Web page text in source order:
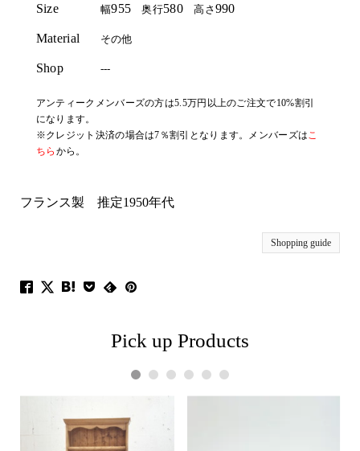
Size 幅955 奥行580高さ990
Material その他
Shop ---
アンティークメンバーズの方は5.5万円以上のご注文で10%割引
になります。
※クレジット決済の場合は7％割引となります。メンバーズはこ
ちら から。
フランス製 推定1950年代
Shopping guide
Pick up Products
1 2 3 4 5 6